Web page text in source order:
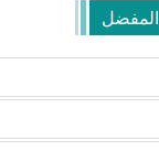
المفضل